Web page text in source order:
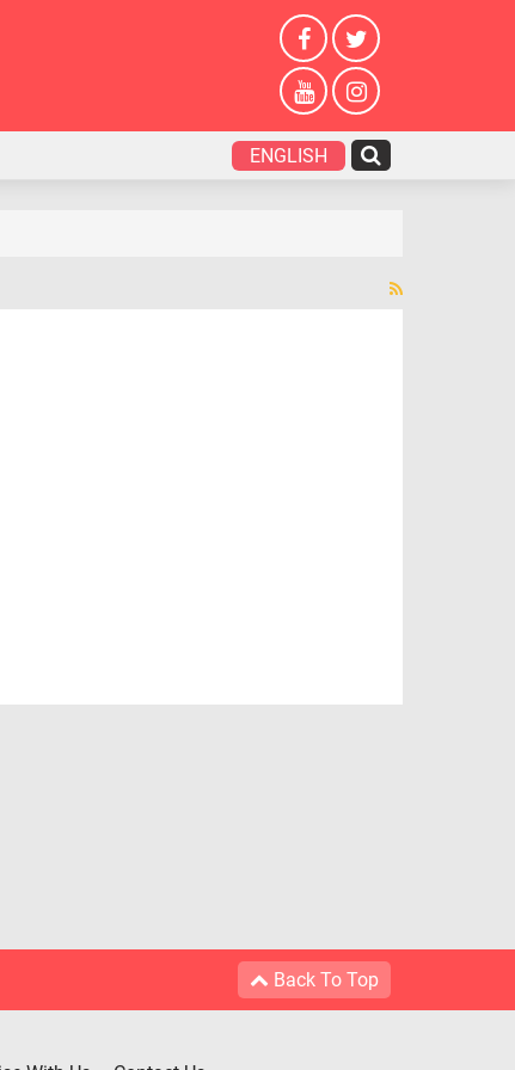
ENGLISH
Back To Top